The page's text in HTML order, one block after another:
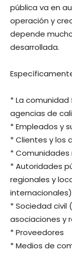
pública va en
operación y
depende
desarrollada.
* La
agencias de
* Empleados y
* Clientes y los
* Comunidades
* Autoridades
regionales y
internacionales)
* Sociedad civil
asociaciones y
* Proveedores
* Medios de